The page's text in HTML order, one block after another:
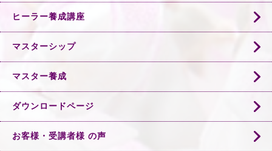
ヒーラー養成講座
マスターシップ
マスター養成
ダウンロードページ
お客様・受講者様 の声